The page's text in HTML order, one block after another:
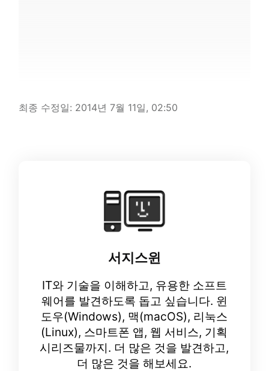
최종 수정일: 2014년 7월 11일, 02:50
서지스윈
IT와 기술을 이해하고, 유용한 소프트
웨어를 발견하도록 돕고 싶습니다. 윈
도우(Windows), 맥(macOS), 리눅스
(Linux), 스마트폰 앱, 웹 서비스, 기획
시리즈물까지. 더 많은 것을 발견하고,
더 많은 것을 해보세요.